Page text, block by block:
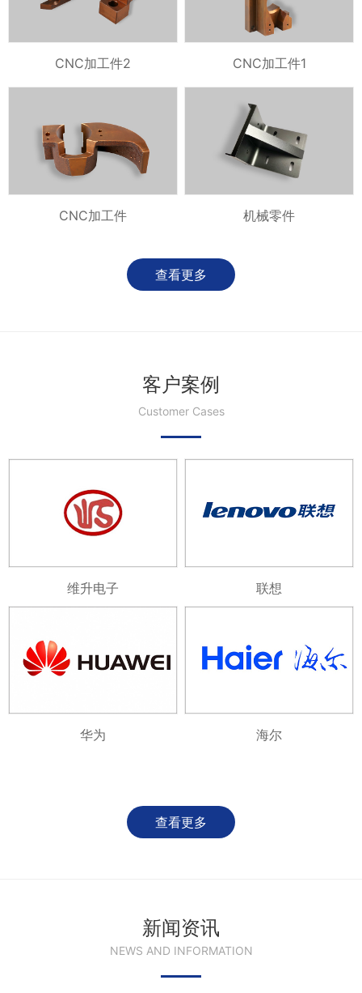
CNC加工件2 CNC加工件1
CNC加工件 机械零件
查看更多
客户案例
Customer Cases
维升电子 联想
华为 海尔
查看更多
新闻资讯
NEWS AND INFORMATION